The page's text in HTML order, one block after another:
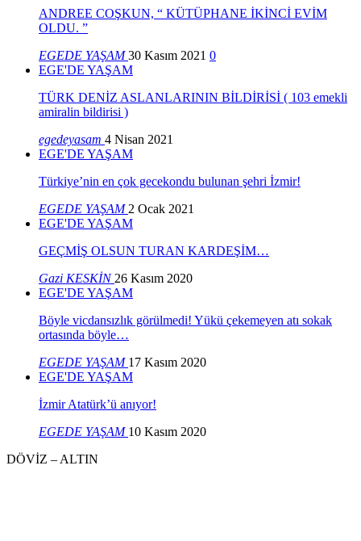
ANDREE COŞKUN, “ KÜTÜPHANE İKİNCİ EVİM
OLDU. ”
EGEDE YAŞAM30 Kasım 2021 0
EGE'DE YAŞAM
TÜRK DENİZ ASLANLARININ BİLDİRİSİ ( 103 emekli
amiralin bildirisi )
egedeyasam 4 Nisan 2021
EGE'DE YAŞAM
Türkiye’nin en çok gecekondu bulunan şehri İzmir!
EGEDE YAŞAM 2 Ocak 2021
EGE'DE YAŞAM
GEÇMİŞ OLSUN TURAN KARDEŞİM…
Gazi KESKİN 26 Kasım 2020
EGE'DE YAŞAM
Böyle vicdansızlık görülmedi! Yükü çekemeyen atı sokak
ortasında böyle…
EGEDE YAŞAM 17 Kasım 2020
EGE'DE YAŞAM
İzmir Atatürk’ü anıyor!
EGEDE YAŞAM 10 Kasım 2020
DÖVİZ – ALTIN